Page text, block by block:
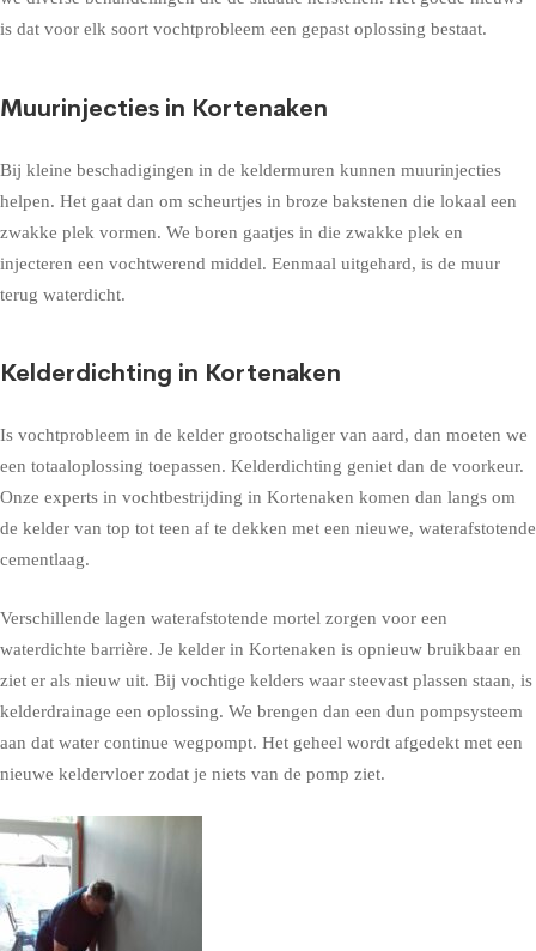
is dat voor elk soort vochtprobleem een gepast oplossing bestaat.
Muurinjecties in Kortenaken
Bij kleine beschadigingen in de keldermuren kunnen muurinjecties
helpen. Het gaat dan om scheurtjes in broze bakstenen die lokaal een
zwakke plek vormen. We boren gaatjes in die zwakke plek en
injecteren een vochtwerend middel. Eenmaal uitgehard, is de muur
terug waterdicht.
Kelderdichting in Kortenaken
Is vochtprobleem in de kelder grootschaliger van aard, dan moeten we
een totaaloplossing toepassen. Kelderdichting geniet dan de voorkeur.
Onze experts in vochtbestrijding in Kortenaken komen dan langs om
de kelder van top tot teen af te dekken met een nieuwe, waterafstotende
cementlaag.
Verschillende lagen waterafstotende mortel zorgen voor een
waterdichte barrière. Je kelder in Kortenaken is opnieuw bruikbaar en
ziet er als nieuw uit. Bij vochtige kelders waar steevast plassen staan, is
kelderdrainage een oplossing. We brengen dan een dun pompsysteem
aan dat water continue wegpompt. Het geheel wordt afgedekt met een
nieuwe keldervloer zodat je niets van de pomp ziet.